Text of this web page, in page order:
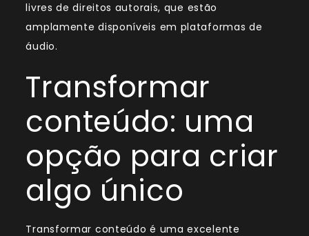
livres de direitos autorais, que estão
amplamente disponíveis em plataformas de
áudio.
Transformar
conteúdo: uma
opção para criar
algo único
Transformar conteúdo é uma excelente